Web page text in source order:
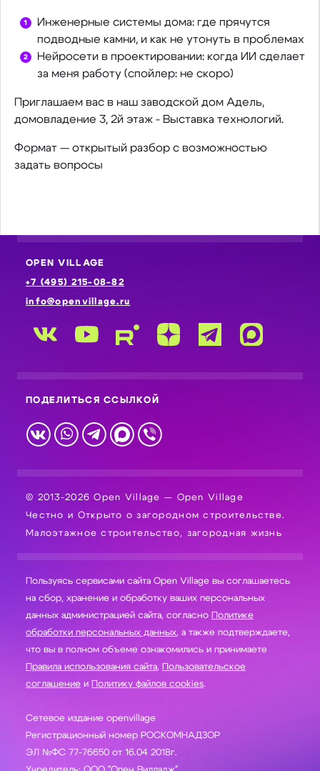
Инженерные системы дома: где прячутся
подводные камни, и как не утонуть в проблемах
Нейросети в проектировании: когда ИИ сделает
за меня работу (спойлер: не скоро)
Приглашаем вас в наш заводской дом Адель,
домовладение 3, 2й этаж - Выставка технологий.
Формат — открытый разбор с возможностью
задать вопросы
OPEN VILLAGE
+7 (495) 215-08-82
info@openvillage.ru
ПОДЕЛИТЬСЯ ССЫЛКОЙ
© 2013-2026 Open Village — Open Village
Честно и Открыто о загородном строительстве.
Малоэтажное строительство, загородная жизнь
Пользуясь сервисами сайта Open Village вы соглашаетесь
на сбор, хранение и обработку ваших персональных
данных администрацией сайта, согласно Политике
обработки персональных данных, а также подтверждаете,
что вы в полном объеме ознакомились и принимаете
Правила использования сайта, Пользовательское
соглашение и Политику файлов cookies.
Сетевое издание openvillage
Регистрационный номер РОСКОМНАДЗОР
ЭЛ №ФС 77-76650 от 16.04 2018г.